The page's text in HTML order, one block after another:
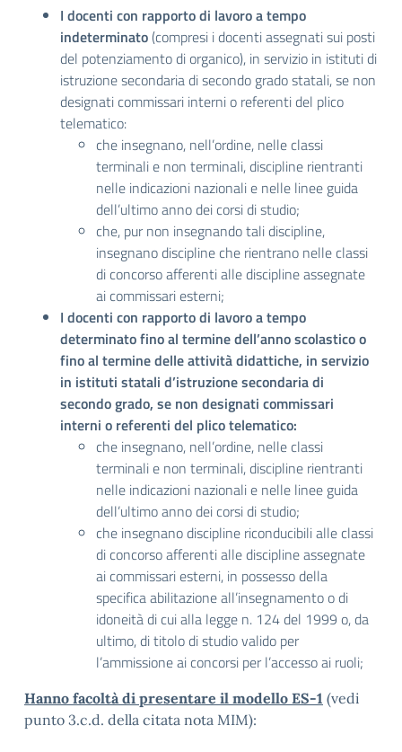
I docenti con rapporto di lavoro a tempo
indeterminato (compresi i docenti assegnati sui posti
del potenziamento di organico), in servizio in istituti di
istruzione secondaria di secondo grado statali, se non
designati commissari interni o referenti del plico
telematico:
che insegnano, nell’ordine, nelle classi
terminali e non terminali, discipline rientranti
nelle indicazioni nazionali e nelle linee guida
dell’ultimo anno dei corsi di studio;
che, pur non insegnando tali discipline,
insegnano discipline che rientrano nelle classi
di concorso afferenti alle discipline assegnate
ai commissari esterni;
I docenti con rapporto di lavoro a tempo
determinato fino al termine dell’anno scolastico o
fino al termine delle attività didattiche, in servizio
in istituti statali d’istruzione secondaria di
secondo grado, se non designati commissari
interni o referenti del plico telematico:
che insegnano, nell’ordine, nelle classi
terminali e non terminali, discipline rientranti
nelle indicazioni nazionali e nelle linee guida
dell’ultimo anno dei corsi di studio;
che insegnano discipline riconducibili alle classi
di concorso afferenti alle discipline assegnate
ai commissari esterni, in possesso della
specifica abilitazione all’insegnamento o di
idoneità di cui alla legge n. 124 del 1999 o, da
ultimo, di titolo di studio valido per
l’ammissione ai concorsi per l’accesso ai ruoli;
Hanno facoltà di presentare il modello ES-1 (vedi
punto 3.c.d. della citata nota MIM):